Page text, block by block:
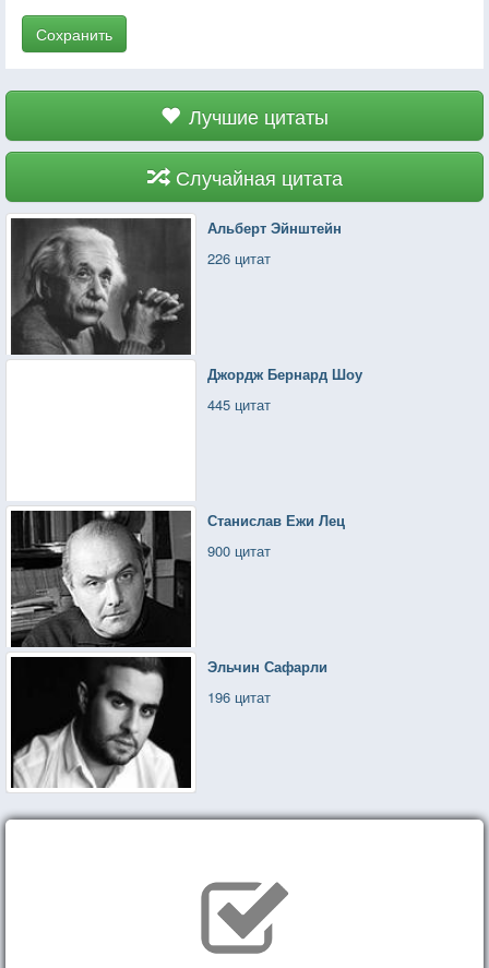
Сохранить
Лучшие цитаты
Случайная цитата
Альберт Эйнштейн
226 цитат
Джордж Бернард Шоу
445 цитат
Станислав Ежи Лец
900 цитат
Эльчин Сафарли
196 цитат